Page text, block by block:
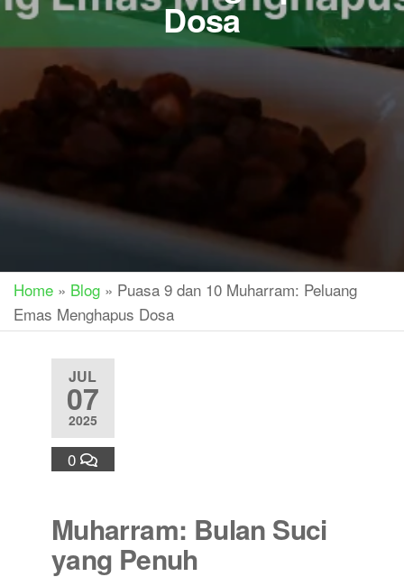
Dosa
Home » Blog » Puasa 9 dan 10 Muharram: Peluang
Emas Menghapus Dosa
JUL
07
2025
0
Muharram: Bulan Suci
yang Penuh